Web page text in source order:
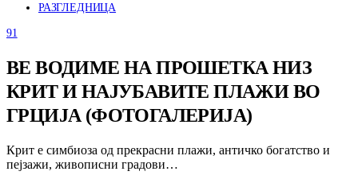
РАЗГЛЕДНИЦА
91
ВЕ ВОДИМЕ НА ПРОШЕТКА НИЗ
КРИТ И НАЈУБАВИТЕ ПЛАЖИ ВО
ГРЦИЈА (ФОТОГАЛЕРИЈА)
Крит е симбиоза од прекрасни плажи, античко богатство и
пејзажи, живописни градови…